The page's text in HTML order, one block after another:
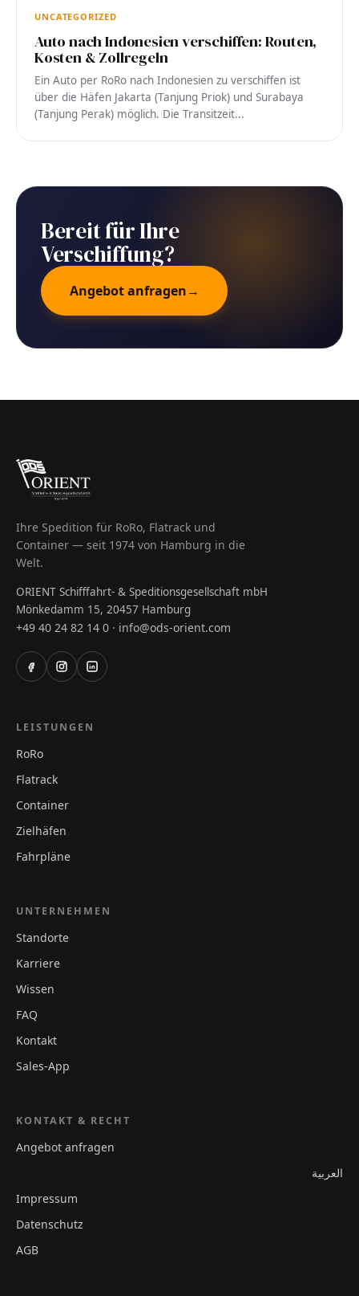
UNCATEGORIZED
Auto nach Indonesien verschiffen: Routen,
Kosten & Zollregeln
Ein Auto per RoRo nach Indonesien zu verschiffen ist
über die Häfen Jakarta (Tanjung Priok) und Surabaya
(Tanjung Perak) möglich. Die Transitzeit...
Bereit für Ihre
Verschiffung?
Angebot anfragen→
Ihre Spedition für RoRo, Flatrack und
Container — seit 1974 von Hamburg in die
Welt.
ORIENT Schifffahrt- & Speditionsgesellschaft mbH
Mönkedamm 15, 20457 Hamburg
+49 40 24 82 14 0 · info@ods-orient.com
LEISTUNGEN
RoRo
Flatrack
Container
Zielhäfen
Fahrpläne
UNTERNEHMEN
Standorte
Karriere
Wissen
FAQ
Kontakt
Sales-App
KONTAKT & RECHT
Angebot anfragen
العربية
Impressum
Datenschutz
AGB